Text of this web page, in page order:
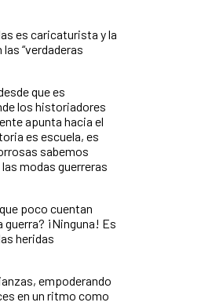
es caricaturista y la
“verdaderas
que es
los historiadores
apunta hacia el
es escuela, es
sabemos
modas guerreras
poco cuentan
¡Ninguna! Es
heridas
empoderando
en un ritmo como